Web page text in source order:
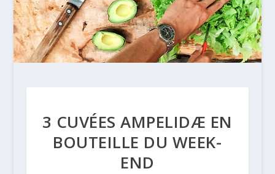
3 CUVÉES AMPELIDÆ EN
BOUTEILLE DU WEEK-
END